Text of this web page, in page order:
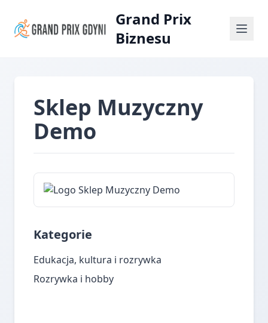
Grand Prix
Biznesu
Sklep Muzyczny
Demo
Kategorie
Edukacja, kultura i rozrywka
Rozrywka i hobby